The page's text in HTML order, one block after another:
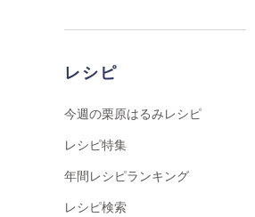
レシピ
今週の栗原はるみレシピ
レシピ特集
年間レシピランキング
レシピ検索